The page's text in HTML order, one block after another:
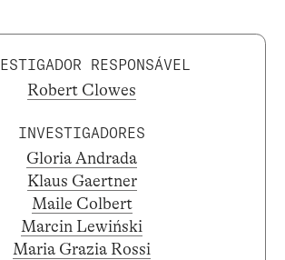
RESPONSÁVEL
Robert Clowes
INVESTIGADORES
Gloria Andrada
Klaus Gaertner
Maile Colbert
Marcin Lewiński
Maria Grazia Rossi